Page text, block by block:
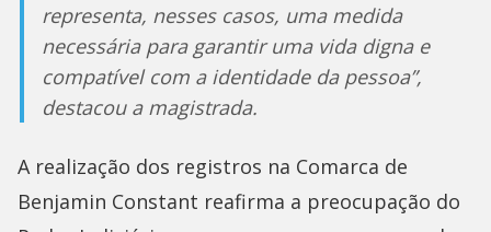
representa, nesses casos, uma medida
necessária para garantir uma vida digna e
compatível com a identidade da pessoa”,
destacou a magistrada.
A realização dos registros na Comarca de
Benjamin Constant reafirma a preocupação do